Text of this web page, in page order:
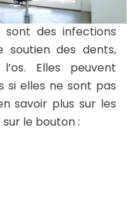
sont des infections
soutien des dents,
Elles peuvent
si elles ne sont pas
savoir plus sur les
le bouton :